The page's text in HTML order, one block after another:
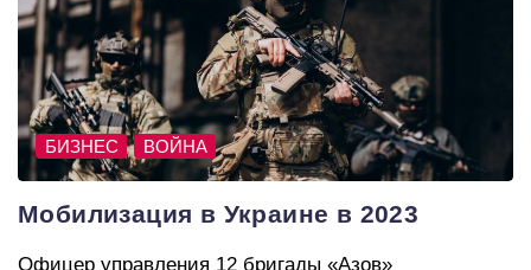
БИЗНЕС ВОЙНА
Мобилизация в Украине в 2023
Офицер управления 12 бригады «Азов»